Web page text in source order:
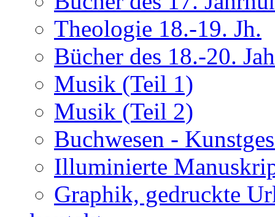
Theologie 18.-19. Jh.
Bücher des 18.-20.
Musik (Teil 1)
Musik (Teil 2)
Buchwesen -
Illuminierte
Graphik, gedruckte